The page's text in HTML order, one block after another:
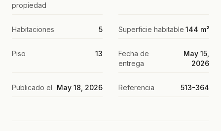
propiedad
Habitaciones 5 Superficie habitable 144 m²
Piso 13
Fecha de
entrega
May 15,
2026
Publicado el May 18, 2026 Referencia 513-364